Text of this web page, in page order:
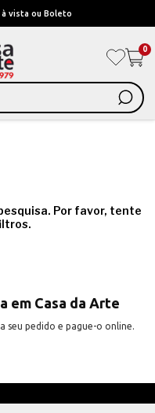
à vista ou Boleto
0
Por favor, tente
em Casa da Arte
seu pedido e pague-o online.